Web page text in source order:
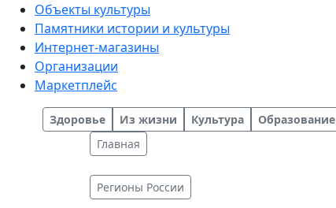
Объекты культуры
Памятники истории и культуры
Интернет-магазины
Организации
Маркетплейс
Здоровье Из жизни Культура Образование
Главная
Регионы России